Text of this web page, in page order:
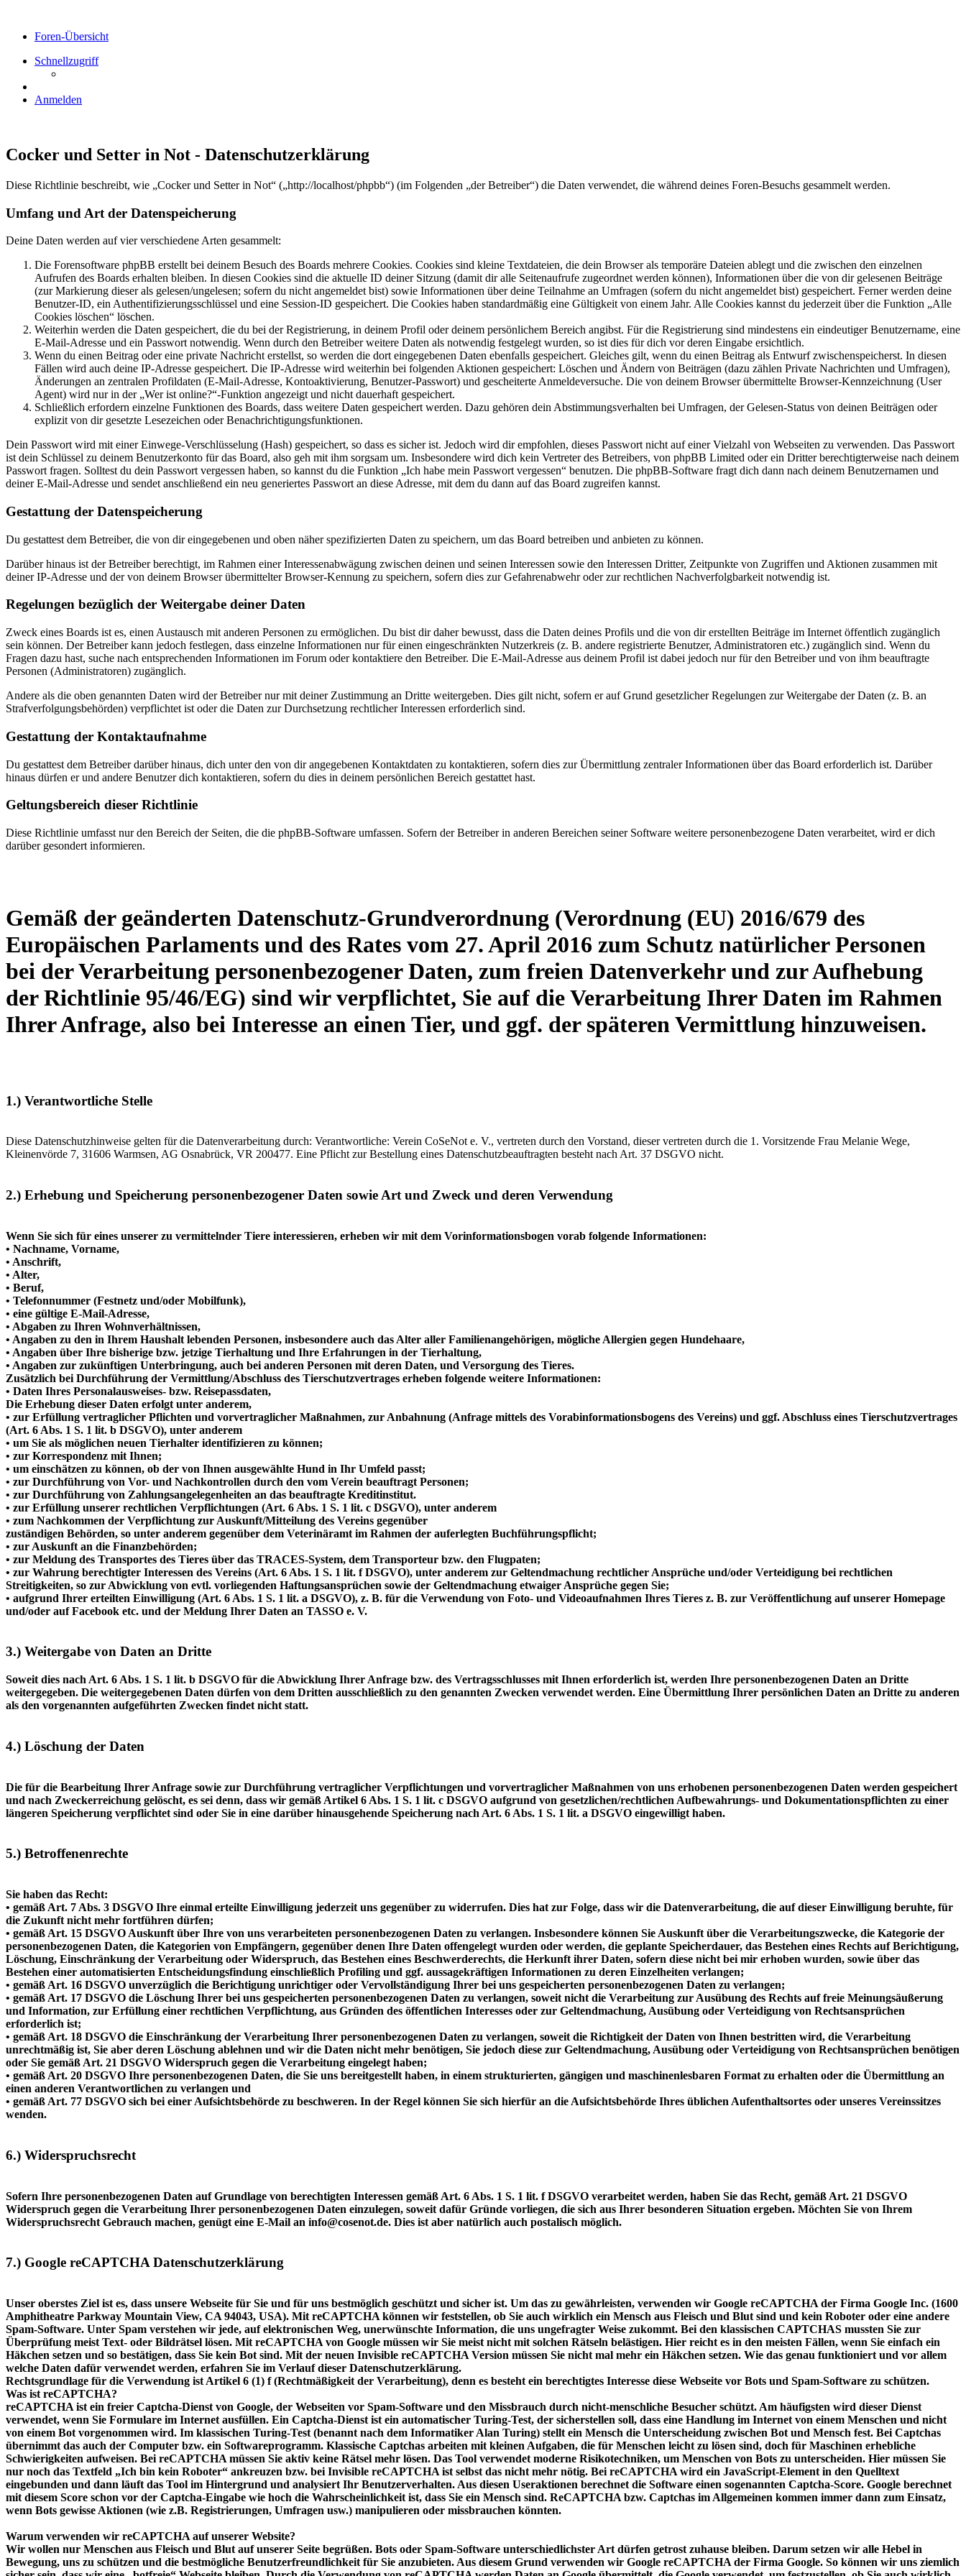
Foren-Übersicht
Schnellzugriff
Anmelden
Cocker und Setter in Not - Datenschutzerklärung
Diese Richtlinie beschreibt, wie „Cocker und Setter in Not“ („http://localhost/phpbb“) (im Folgenden „der Betreiber“) die Daten verwendet, die während deines Foren-Besuchs gesammelt werden.
Umfang und Art der Datenspeicherung
Deine Daten werden auf vier verschiedene Arten gesammelt:
Die Forensoftware phpBB erstellt bei deinem Besuch des Boards mehrere Cookies. Cookies sind kleine Textdateien, die dein Browser als temporäre Dateien ablegt und die zwischen den einzelnen
Aufrufen des Boards erhalten bleiben. In diesen Cookies sind die aktuelle ID deiner Sitzung (damit dir alle Seitenaufrufe zugeordnet werden können), Informationen über die von dir gelesenen Beiträge
(zur Markierung dieser als gelesen/ungelesen; sofern du nicht angemeldet bist) sowie Informationen über deine Teilnahme an Umfragen (sofern du nicht angemeldet bist) gespeichert. Ferner werden deine
Benutzer-ID, ein Authentifizierungsschlüssel und eine Session-ID gespeichert. Die Cookies haben standardmäßig eine Gültigkeit von einem Jahr. Alle Cookies kannst du jederzeit über die Funktion „Alle
Cookies löschen“ löschen.
Weiterhin werden die Daten gespeichert, die du bei der Registrierung, in deinem Profil oder deinem persönlichem Bereich angibst. Für die Registrierung sind mindestens ein eindeutiger Benutzername, eine
E-Mail-Adresse und ein Passwort notwendig. Wenn durch den Betreiber weitere Daten als notwendig festgelegt wurden, so ist dies für dich vor deren Eingabe ersichtlich.
Wenn du einen Beitrag oder eine private Nachricht erstellst, so werden die dort eingegebenen Daten ebenfalls gespeichert. Gleiches gilt, wenn du einen Beitrag als Entwurf zwischenspeicherst. In diesen
Fällen wird auch deine IP-Adresse gespeichert. Die IP-Adresse wird weiterhin bei folgenden Aktionen gespeichert: Löschen und Ändern von Beiträgen (dazu zählen Private Nachrichten und Umfragen),
Änderungen an zentralen Profildaten (E-Mail-Adresse, Kontoaktivierung, Benutzer-Passwort) und gescheiterte Anmeldeversuche. Die von deinem Browser übermittelte Browser-Kennzeichnung (User
Agent) wird nur in der „Wer ist online?“-Funktion angezeigt und nicht dauerhaft gespeichert.
Schließlich erfordern einzelne Funktionen des Boards, dass weitere Daten gespeichert werden. Dazu gehören dein Abstimmungsverhalten bei Umfragen, der Gelesen-Status von deinen Beiträgen oder
explizit von dir gesetzte Lesezeichen oder Benachrichtigungsfunktionen.
Dein Passwort wird mit einer Einwege-Verschlüsselung (Hash) gespeichert, so dass es sicher ist. Jedoch wird dir empfohlen, dieses Passwort nicht auf einer Vielzahl von Webseiten zu verwenden. Das Passwort
ist dein Schlüssel zu deinem Benutzerkonto für das Board, also geh mit ihm sorgsam um. Insbesondere wird dich kein Vertreter des Betreibers, von phpBB Limited oder ein Dritter berechtigterweise nach deinem
Passwort fragen. Solltest du dein Passwort vergessen haben, so kannst du die Funktion „Ich habe mein Passwort vergessen“ benutzen. Die phpBB-Software fragt dich dann nach deinem Benutzernamen und
deiner E-Mail-Adresse und sendet anschließend ein neu generiertes Passwort an diese Adresse, mit dem du dann auf das Board zugreifen kannst.
Gestattung der Datenspeicherung
Du gestattest dem Betreiber, die von dir eingegebenen und oben näher spezifizierten Daten zu speichern, um das Board betreiben und anbieten zu können.
Darüber hinaus ist der Betreiber berechtigt, im Rahmen einer Interessenabwägung zwischen deinen und seinen Interessen sowie den Interessen Dritter, Zeitpunkte von Zugriffen und Aktionen zusammen mit
deiner IP-Adresse und der von deinem Browser übermittelter Browser-Kennung zu speichern, sofern dies zur Gefahrenabwehr oder zur rechtlichen Nachverfolgbarkeit notwendig ist.
Regelungen bezüglich der Weitergabe deiner Daten
Zweck eines Boards ist es, einen Austausch mit anderen Personen zu ermöglichen. Du bist dir daher bewusst, dass die Daten deines Profils und die von dir erstellten Beiträge im Internet öffentlich zugänglich
sein können. Der Betreiber kann jedoch festlegen, dass einzelne Informationen nur für einen eingeschränkten Nutzerkreis (z. B. andere registrierte Benutzer, Administratoren etc.) zugänglich sind. Wenn du
Fragen dazu hast, suche nach entsprechenden Informationen im Forum oder kontaktiere den Betreiber. Die E-Mail-Adresse aus deinem Profil ist dabei jedoch nur für den Betreiber und von ihm beauftragte
Personen (Administratoren) zugänglich.
Andere als die oben genannten Daten wird der Betreiber nur mit deiner Zustimmung an Dritte weitergeben. Dies gilt nicht, sofern er auf Grund gesetzlicher Regelungen zur Weitergabe der Daten (z. B. an
Strafverfolgungsbehörden) verpflichtet ist oder die Daten zur Durchsetzung rechtlicher Interessen erforderlich sind.
Gestattung der Kontaktaufnahme
Du gestattest dem Betreiber darüber hinaus, dich unter den von dir angegebenen Kontaktdaten zu kontaktieren, sofern dies zur Übermittlung zentraler Informationen über das Board erforderlich ist. Darüber
hinaus dürfen er und andere Benutzer dich kontaktieren, sofern du dies in deinem persönlichen Bereich gestattet hast.
Geltungsbereich dieser Richtlinie
Diese Richtlinie umfasst nur den Bereich der Seiten, die die phpBB-Software umfassen. Sofern der Betreiber in anderen Bereichen seiner Software weitere personenbezogene Daten verarbeitet, wird er dich
darüber gesondert informieren.
Gemäß der geänderten Datenschutz-Grundverordnung (Verordnung (EU) 2016/679 des
Europäischen Parlaments und des Rates vom 27. April 2016 zum Schutz natürlicher Personen
bei der Verarbeitung personenbezogener Daten, zum freien Datenverkehr und zur Aufhebung
der Richtlinie 95/46/EG) sind wir verpflichtet, Sie auf die Verarbeitung Ihrer Daten im Rahmen
Ihrer Anfrage, also bei Interesse an einen Tier, und ggf. der späteren Vermittlung hinzuweisen.
1.) Verantwortliche Stelle
Diese Datenschutzhinweise gelten für die Datenverarbeitung durch: Verantwortliche: Verein CoSeNot e. V., vertreten durch den Vorstand, dieser vertreten durch die 1. Vorsitzende Frau Melanie Wege,
Kleinenvörde 7, 31606 Warmsen, AG Osnabrück, VR 200477. Eine Pflicht zur Bestellung eines Datenschutzbeauftragten besteht nach Art. 37 DSGVO nicht.
2.) Erhebung und Speicherung personenbezogener Daten sowie Art und Zweck und deren Verwendung
Wenn Sie sich für eines unserer zu vermittelnder Tiere interessieren, erheben wir mit dem Vorinformationsbogen vorab folgende Informationen:
• Nachname, Vorname,
• Anschrift,
• Alter,
• Beruf,
• Telefonnummer (Festnetz und/oder Mobilfunk),
• eine gültige E-Mail-Adresse,
• Abgaben zu Ihren Wohnverhältnissen,
• Angaben zu den in Ihrem Haushalt lebenden Personen, insbesondere auch das Alter aller Familienangehörigen, mögliche Allergien gegen Hundehaare,
• Angaben über Ihre bisherige bzw. jetzige Tierhaltung und Ihre Erfahrungen in der Tierhaltung,
• Angaben zur zukünftigen Unterbringung, auch bei anderen Personen mit deren Daten, und Versorgung des Tieres.
Zusätzlich bei Durchführung der Vermittlung/Abschluss des Tierschutzvertrages erheben folgende weitere Informationen:
• Daten Ihres Personalausweises- bzw. Reisepassdaten,
Die Erhebung dieser Daten erfolgt unter anderem,
• zur Erfüllung vertraglicher Pflichten und vorvertraglicher Maßnahmen, zur Anbahnung (Anfrage mittels des Vorabinformationsbogens des Vereins) und ggf. Abschluss eines Tierschutzvertrages
(Art. 6 Abs. 1 S. 1 lit. b DSGVO), unter anderem
• um Sie als möglichen neuen Tierhalter identifizieren zu können;
• zur Korrespondenz mit Ihnen;
• um einschätzen zu können, ob der von Ihnen ausgewählte Hund in Ihr Umfeld passt;
• zur Durchführung von Vor- und Nachkontrollen durch den vom Verein beauftragt Personen;
• zur Durchführung von Zahlungsangelegenheiten an das beauftragte Kreditinstitut.
• zur Erfüllung unserer rechtlichen Verpflichtungen (Art. 6 Abs. 1 S. 1 lit. c DSGVO), unter anderem
• zum Nachkommen der Verpflichtung zur Auskunft/Mitteilung des Vereins gegenüber
zuständigen Behörden, so unter anderem gegenüber dem Veterinäramt im Rahmen der auferlegten Buchführungspflicht;
• zur Auskunft an die Finanzbehörden;
• zur Meldung des Transportes des Tieres über das TRACES-System, dem Transporteur bzw. den Flugpaten;
• zur Wahrung berechtigter Interessen des Vereins (Art. 6 Abs. 1 S. 1 lit. f DSGVO), unter anderem zur Geltendmachung rechtlicher Ansprüche und/oder Verteidigung bei rechtlichen
Streitigkeiten, so zur Abwicklung von evtl. vorliegenden Haftungsansprüchen sowie der Geltendmachung etwaiger Ansprüche gegen Sie;
• aufgrund Ihrer erteilten Einwilligung (Art. 6 Abs. 1 S. 1 lit. a DSGVO), z. B. für die Verwendung von Foto- und Videoaufnahmen Ihres Tieres z. B. zur Veröffentlichung auf unserer Homepage
und/oder auf Facebook etc. und der Meldung Ihrer Daten an TASSO e. V.
3.) Weitergabe von Daten an Dritte
Soweit dies nach Art. 6 Abs. 1 S. 1 lit. b DSGVO für die Abwicklung Ihrer Anfrage bzw. des Vertragsschlusses mit Ihnen erforderlich ist, werden Ihre personenbezogenen Daten an Dritte
weitergegeben. Die weitergegebenen Daten dürfen von dem Dritten ausschließlich zu den genannten Zwecken verwendet werden. Eine Übermittlung Ihrer persönlichen Daten an Dritte zu anderen
als den vorgenannten aufgeführten Zwecken findet nicht statt.
4.) Löschung der Daten
Die für die Bearbeitung Ihrer Anfrage sowie zur Durchführung vertraglicher Verpflichtungen und vorvertraglicher Maßnahmen von uns erhobenen personenbezogenen Daten werden gespeichert
und nach Zweckerreichung gelöscht, es sei denn, dass wir gemäß Artikel 6 Abs. 1 S. 1 lit. c DSGVO aufgrund von gesetzlichen/rechtlichen Aufbewahrungs- und Dokumentationspflichten zu einer
längeren Speicherung verpflichtet sind oder Sie in eine darüber hinausgehende Speicherung nach Art. 6 Abs. 1 S. 1 lit. a DSGVO eingewilligt haben.
5.) Betroffenenrechte
Sie haben das Recht:
• gemäß Art. 7 Abs. 3 DSGVO Ihre einmal erteilte Einwilligung jederzeit uns gegenüber zu widerrufen. Dies hat zur Folge, dass wir die Datenverarbeitung, die auf dieser Einwilligung beruhte, für
die Zukunft nicht mehr fortführen dürfen;
• gemäß Art. 15 DSGVO Auskunft über Ihre von uns verarbeiteten personenbezogenen Daten zu verlangen. Insbesondere können Sie Auskunft über die Verarbeitungszwecke, die Kategorie der
personenbezogenen Daten, die Kategorien von Empfängern, gegenüber denen Ihre Daten offengelegt wurden oder werden, die geplante Speicherdauer, das Bestehen eines Rechts auf Berichtigung,
Löschung, Einschränkung der Verarbeitung oder Widerspruch, das Bestehen eines Beschwerderechts, die Herkunft ihrer Daten, sofern diese nicht bei mir erhoben wurden, sowie über das
Bestehen einer automatisierten Entscheidungsfindung einschließlich Profiling und ggf. aussagekräftigen Informationen zu deren Einzelheiten verlangen;
• gemäß Art. 16 DSGVO unverzüglich die Berichtigung unrichtiger oder Vervollständigung Ihrer bei uns gespeicherten personenbezogenen Daten zu verlangen;
• gemäß Art. 17 DSGVO die Löschung Ihrer bei uns gespeicherten personenbezogenen Daten zu verlangen, soweit nicht die Verarbeitung zur Ausübung des Rechts auf freie Meinungsäußerung
und Information, zur Erfüllung einer rechtlichen Verpflichtung, aus Gründen des öffentlichen Interesses oder zur Geltendmachung, Ausübung oder Verteidigung von Rechtsansprüchen
erforderlich ist;
• gemäß Art. 18 DSGVO die Einschränkung der Verarbeitung Ihrer personenbezogenen Daten zu verlangen, soweit die Richtigkeit der Daten von Ihnen bestritten wird, die Verarbeitung
unrechtmäßig ist, Sie aber deren Löschung ablehnen und wir die Daten nicht mehr benötigen, Sie jedoch diese zur Geltendmachung, Ausübung oder Verteidigung von Rechtsansprüchen benötigen
oder Sie gemäß Art. 21 DSGVO Widerspruch gegen die Verarbeitung eingelegt haben;
• gemäß Art. 20 DSGVO Ihre personenbezogenen Daten, die Sie uns bereitgestellt haben, in einem strukturierten, gängigen und maschinenlesbaren Format zu erhalten oder die Übermittlung an
einen anderen Verantwortlichen zu verlangen und
• gemäß Art. 77 DSGVO sich bei einer Aufsichtsbehörde zu beschweren. In der Regel können Sie sich hierfür an die Aufsichtsbehörde Ihres üblichen Aufenthaltsortes oder unseres Vereinssitzes
wenden.
6.) Widerspruchsrecht
Sofern Ihre personenbezogenen Daten auf Grundlage von berechtigten Interessen gemäß Art. 6 Abs. 1 S. 1 lit. f DSGVO verarbeitet werden, haben Sie das Recht, gemäß Art. 21 DSGVO
Widerspruch gegen die Verarbeitung Ihrer personenbezogenen Daten einzulegen, soweit dafür Gründe vorliegen, die sich aus Ihrer besonderen Situation ergeben. Möchten Sie von Ihrem
Widerspruchsrecht Gebrauch machen, genügt eine E-Mail an info@cosenot.de. Dies ist aber natürlich auch postalisch möglich.
7.) Google reCAPTCHA Datenschutzerklärung
Unser oberstes Ziel ist es, dass unsere Webseite für Sie und für uns bestmöglich geschützt und sicher ist. Um das zu gewährleisten, verwenden wir Google reCAPTCHA der Firma Google Inc. (1600
Amphitheatre Parkway Mountain View, CA 94043, USA). Mit reCAPTCHA können wir feststellen, ob Sie auch wirklich ein Mensch aus Fleisch und Blut sind und kein Roboter oder eine andere
Spam-Software. Unter Spam verstehen wir jede, auf elektronischen Weg, unerwünschte Information, die uns ungefragter Weise zukommt. Bei den klassischen CAPTCHAS mussten Sie zur
Überprüfung meist Text- oder Bildrätsel lösen. Mit reCAPTCHA von Google müssen wir Sie meist nicht mit solchen Rätseln belästigen. Hier reicht es in den meisten Fällen, wenn Sie einfach ein
Häkchen setzen und so bestätigen, dass Sie kein Bot sind. Mit der neuen Invisible reCAPTCHA Version müssen Sie nicht mal mehr ein Häkchen setzen. Wie das genau funktioniert und vor allem
welche Daten dafür verwendet werden, erfahren Sie im Verlauf dieser Datenschutzerklärung.
Rechtsgrundlage für die Verwendung ist Artikel 6 (1) f (Rechtmäßigkeit der Verarbeitung), denn es besteht ein berechtigtes Interesse diese Webseite vor Bots und Spam-Software zu schützen.
Was ist reCAPTCHA?
reCAPTCHA ist ein freier Captcha-Dienst von Google, der Webseiten vor Spam-Software und den Missbrauch durch nicht-menschliche Besucher schützt. Am häufigsten wird dieser Dienst
verwendet, wenn Sie Formulare im Internet ausfüllen. Ein Captcha-Dienst ist ein automatischer Turing-Test, der sicherstellen soll, dass eine Handlung im Internet von einem Menschen und nicht
von einem Bot vorgenommen wird. Im klassischen Turing-Test (benannt nach dem Informatiker Alan Turing) stellt ein Mensch die Unterscheidung zwischen Bot und Mensch fest. Bei Captchas
übernimmt das auch der Computer bzw. ein Softwareprogramm. Klassische Captchas arbeiten mit kleinen Aufgaben, die für Menschen leicht zu lösen sind, doch für Maschinen erhebliche
Schwierigkeiten aufweisen. Bei reCAPTCHA müssen Sie aktiv keine Rätsel mehr lösen. Das Tool verwendet moderne Risikotechniken, um Menschen von Bots zu unterscheiden. Hier müssen Sie
nur noch das Textfeld „Ich bin kein Roboter“ ankreuzen bzw. bei Invisible reCAPTCHA ist selbst das nicht mehr nötig. Bei reCAPTCHA wird ein JavaScript-Element in den Quelltext
eingebunden und dann läuft das Tool im Hintergrund und analysiert Ihr Benutzerverhalten. Aus diesen Useraktionen berechnet die Software einen sogenannten Captcha-Score. Google berechnet
mit diesem Score schon vor der Captcha-Eingabe wie hoch die Wahrscheinlichkeit ist, dass Sie ein Mensch sind. ReCAPTCHA bzw. Captchas im Allgemeinen kommen immer dann zum Einsatz,
wenn Bots gewisse Aktionen (wie z.B. Registrierungen, Umfragen usw.) manipulieren oder missbrauchen könnten.
Warum verwenden wir reCAPTCHA auf unserer Website?
Wir wollen nur Menschen aus Fleisch und Blut auf unserer Seite begrüßen. Bots oder Spam-Software unterschiedlichster Art dürfen getrost zuhause bleiben. Darum setzen wir alle Hebel in
Bewegung, uns zu schützen und die bestmögliche Benutzerfreundlichkeit für Sie anzubieten. Aus diesem Grund verwenden wir Google reCAPTCHA der Firma Google. So können wir uns ziemlich